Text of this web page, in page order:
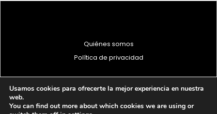
Quiénes somos
Política de privacidad
© 1997 - 2026 PRODU - Todos los derechos reservados
Usamos cookies para ofrecerte la mejor experiencia en nuestra
web.
You can find out more about which cookies we are using or